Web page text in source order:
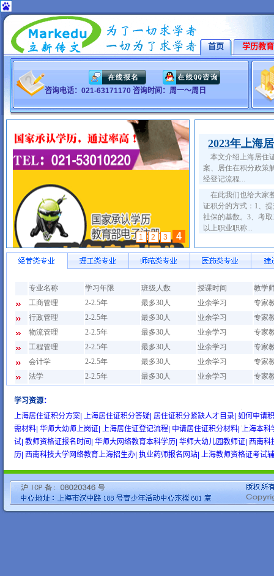
首页 学历教育
咨询电话：021-63171170 咨询时间：周一～周日
学习资源：
上海居住证积分方案| 上海居住证积分答疑| 居住证积分紧缺人才目录| 如何申请
需材料| 华师大幼师上岗证| 上海居住证登记流程| 申请居住证积分材料| 上海本科
试| 教师资格证报名时间| 华师大网络教育本科学历| 华师大幼儿园教师证| 西南科
历| 西南科技大学网络教育上海招生办| 执业药师报名网站| 上海教师资格证考试